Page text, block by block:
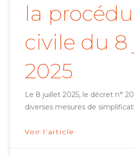
la
civile du
2025
Le 8 juillet 2025, le décret n°
diverses mesures de
Voir l'article